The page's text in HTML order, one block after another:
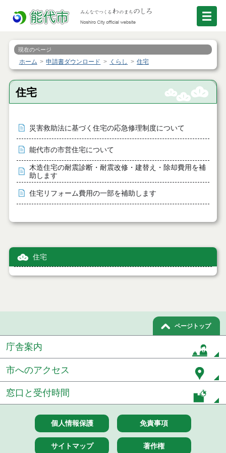
現在のページ
ホーム 申請書ダウンロード くらし 住宅
住宅
災害救助法に基づく住宅の応急修理制度について
能代市の市営住宅について
木造住宅の耐震診断・耐震改修・建替え・除却費用を補
助します
住宅リフォーム費用の一部を補助します
住宅
ページトップ
庁舎案内
市へのアクセス
窓口と受付時間
個人情報保護 免責事項
サイトマップ 著作権